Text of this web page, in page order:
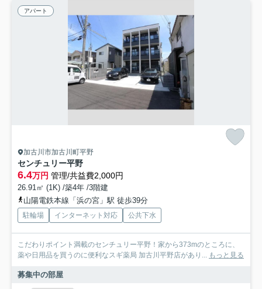
アパート
加古川市加古川町平野
センチュリー平野
6.4万円 管理/共益費2,000円
26.91㎡ (1K) /築4年 /3階建
山陽電鉄本線「浜の宮」駅 徒歩39分
駐輪場 インターネット対応 公共下水
こだわりポイント満載のセンチュリー平野！家から373mのところに、
薬や日用品を買うのに便利なスギ薬局 加古川平野店があり...
もっと見る
募集中の部屋